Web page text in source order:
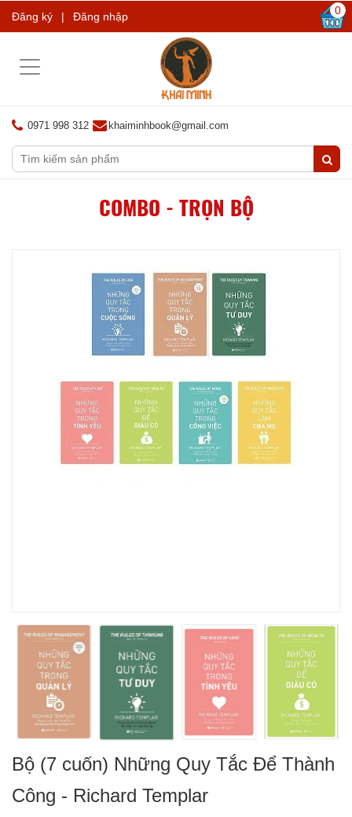
Đăng ký | Đăng nhập 0
Toggle
0971 998 312 khaiminhbook@gmail.com
COMBO - TRỌN BỘ
Bộ (7 cuốn) Những Quy Tắc Để Thành
Công - Richard Templar